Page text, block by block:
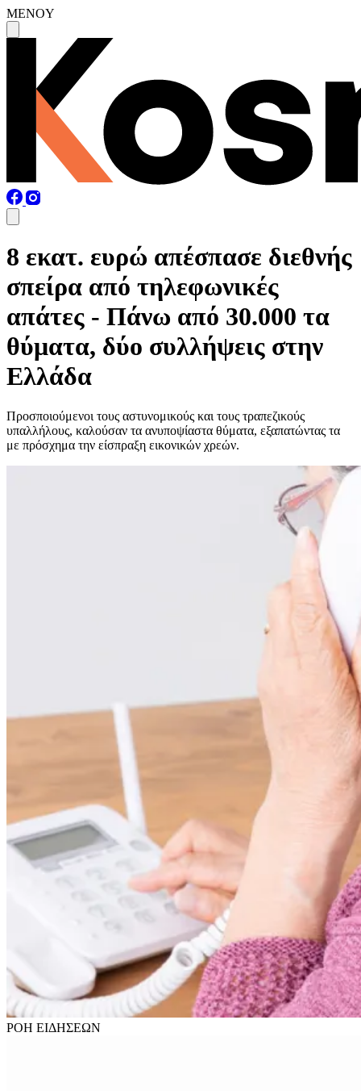
MENOY
8 εκατ. ευρώ απέσπασε διεθνής
σπείρα από τηλεφωνικές
απάτες - Πάνω από 30.000 τα
θύματα, δύο συλλήψεις στην
Ελλάδα
Προσποιούμενοι τους αστυνομικούς και τους τραπεζικούς
υπαλλήλους, καλούσαν τα ανυποψίαστα θύματα, εξαπατώντας τα
με πρόσχημα την είσπραξη εικονικών χρεών.
ΡΟΗ ΕΙΔΗΣΕΩΝ